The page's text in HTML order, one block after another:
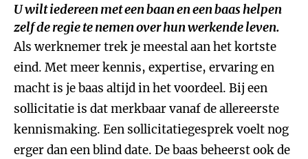
U wilt iedereen met een baan en een baas helpen
zelf de regie te nemen over hun werkende leven.
Als werknemer trek je meestal aan het kortste
eind. Met meer kennis, expertise, ervaring en
macht is je baas altijd in het voordeel. Bij een
sollicitatie is dat merkbaar vanaf de allereerste
kennismaking. Een sollicitatiegesprek voelt nog
erger dan een blind date. De baas beheerst ook de